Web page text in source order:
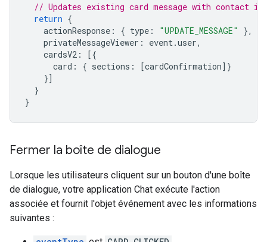
// Updates existing card message with contact
return {
actionResponse : { type : "UPDATE_MESSAGE"
},
privateMessageViewer : event.user,
cardsV2 :
[{
card : { sections : [cardConfirmation]}
}]
}
}
Fermer la boîte de dialogue
Lorsque les utilisateurs cliquent sur un bouton d'une boîte
de dialogue, votre application Chat exécute l'action
associée et fournit l'objet événement avec les informations
suivantes :